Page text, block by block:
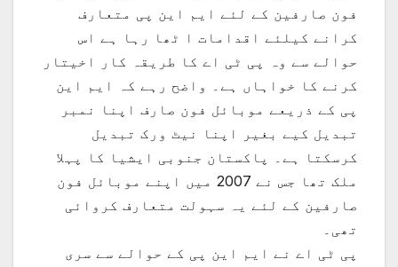
فون صارفین کے لئے ایم این پی متعارف
کرانے کیلئے اقدامات ا ٹھا رہا ہے اس
حوالے سے وہ پی ٹی اے کا طریقہ کار اخیتار
کرنے کا خواہاں ہے۔ واضح رہے کہ ایم این
پی کے ذریعے موبائل فون صارف اپنا نمبر
تبدیل کیے بغیر اپنا نیٹ ورک تبدیل
کرسکتا ہے۔ پاکستان جنوبی ایشیا کا پہلا
ملک تھا جس نے 2007 میں اپنے موبائل فون
صارفین کے لئے یہ سہولت متعارف کروائی
تھی۔
پی ٹی اے نے ایم این پی کے حوالے سے سری